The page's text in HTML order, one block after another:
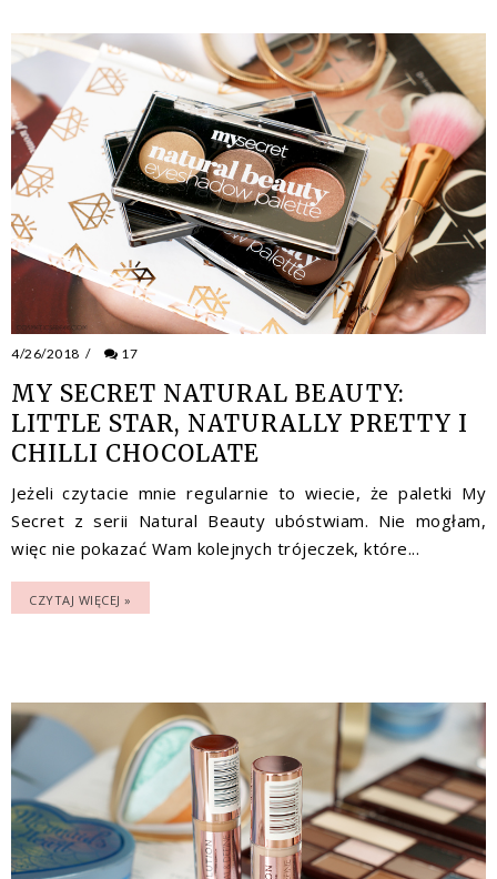
4/26/2018 / 17
MY SECRET NATURAL BEAUTY:
LITTLE STAR, NATURALLY PRETTY I
CHILLI CHOCOLATE
Jeżeli czytacie mnie regularnie to wiecie, że paletki My
Secret z serii Natural Beauty ubóstwiam. Nie mogłam,
więc nie pokazać Wam kolejnych trójeczek, które...
CZYTAJ WIĘCEJ »